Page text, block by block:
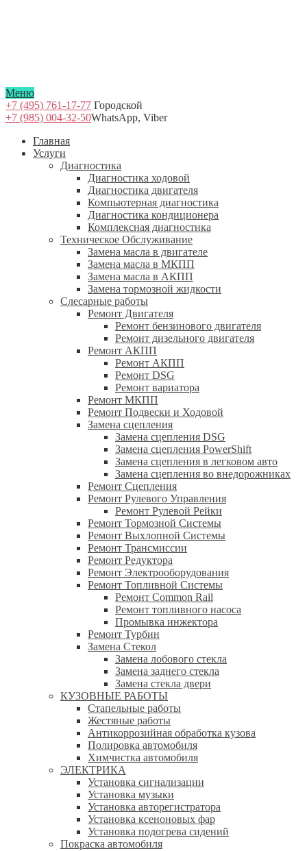
Меню
+7 (495) 761-17-77 Городской
+7 (985) 004-32-50WhatsApp, Viber
Главная
Услуги
Диагностика
Диагностика ходовой
Диагностика двигателя
Компьютерная диагностика
Диагностика кондиционера
Комплексная диагностика
Техническое Обслуживание
Замена масла в двигателе
Замена масла в МКПП
Замена масла в АКПП
Замена тормозной жидкости
Слесарные работы
Ремонт Двигателя
Ремонт бензинового двигателя
Ремонт дизельного двигателя
Ремонт АКПП
Ремонт АКПП
Ремонт DSG
Ремонт вариатора
Ремонт МКПП
Ремонт Подвески и Ходовой
Замена сцепления
Замена сцепления DSG
Замена сцепления PowerShift
Замена сцепления в легковом авто
Замена сцепления во внедорожниках
Ремонт Сцепления
Ремонт Рулевого Управления
Ремонт Рулевой Рейки
Ремонт Тормозной Системы
Ремонт Выхлопной Системы
Ремонт Трансмиссии
Ремонт Редуктора
Ремонт Электрооборудования
Ремонт Топливной Системы
Ремонт Common Rail
Ремонт топливного насоса
Промывка инжектора
Ремонт Турбин
Замена Стекол
Замена лобового стекла
Замена заднего стекла
Замена стекла двери
КУЗОВНЫЕ РАБОТЫ
Стапельные работы
Жестяные работы
Антикоррозийная обработка кузова
Полировка автомобиля
Химчистка автомобиля
ЭЛЕКТРИКА
Установка сигнализации
Установка музыки
Установка авторегистратора
Установка ксеноновых фар
Установка подогрева сидений
Покраска автомобиля